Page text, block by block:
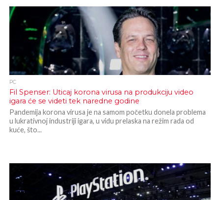
PC
Fil Spenser: Uticaj korona virusa na produkciju video
igara će se videti tek naredne godine
Pandemija korona virusa je na samom početku donela problema
u lukrativnoj industriji igara, u vidu prelaska na režim rada od
kuće, što...